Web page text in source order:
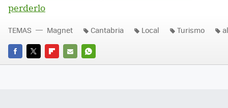
perderlo
FACEBOOK
TWITTERFLIPBOARD
E-
WHATSAPP
TEMAS Magnet Cantabria Local Turismo